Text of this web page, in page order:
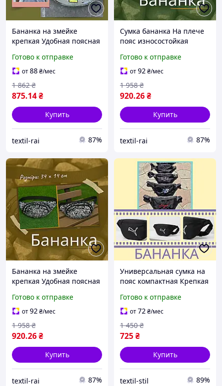
Бананка на змейке
крепкая Удобная поясная
Практичная удобная
сумка бананка унисекс
Готово к отправке
от88₴/мес
875.14₴
1 862 ₴
Купить
textil-rai 87%
Сумка бананка На плече
пояс износостойкая
Мужская нагрудная сумка
качественная
Готово к отправке
от92₴/мес
920.26₴
1 958 ₴
Купить
textil-rai 87%
Бананка на змейке
крепкая Удобная поясная
Практичная удобная
сумка бананка унисекс
Готово к отправке
от92₴/мес
920.26₴
1 958 ₴
Купить
textil-rai 87%
Универсальная сумка на
пояс компактная Крепкая
Мужская сумка через
плечо бананка
Готово к отправке
от72₴/мес
725₴
1 450 ₴
Купить
textil-stil 89%